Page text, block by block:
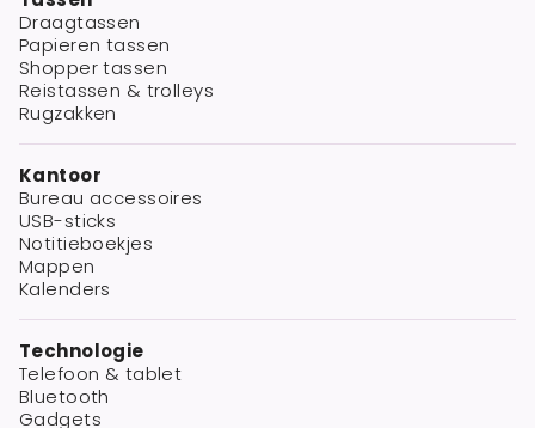
Draagtassen
Papieren tassen
Shopper tassen
Reistassen & trolleys
Rugzakken
Kantoor
Bureau accessoires
USB-sticks
Notitieboekjes
Mappen
Kalenders
Technologie
Telefoon & tablet
Bluetooth
Gadgets